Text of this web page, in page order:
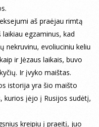
aš praėjau rimtą
egzaminus, kad
nekruvinu, evoliuciniu keliu
ir Jėzaus laikais, buvo
Ir įvyko maištas.
istorija yra šio maišto
kurios įėjo į Rusijos sudėtį,
kreipiu į praeitį, juo